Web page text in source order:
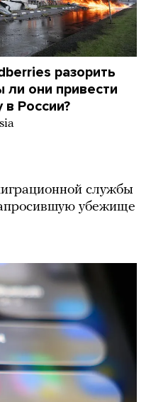
разорить
они привести
в России?
службы
убежище